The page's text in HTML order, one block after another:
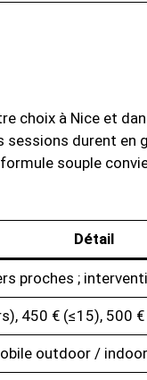
choix à Nice et
sessions durent en
souple
Détail
proches ;
450 € (≤15), 500
outdoor /